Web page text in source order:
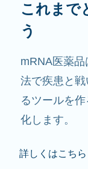
これまで
う
mRNA医薬
法で疾患と
るツールを
化します。
詳しくはこちら